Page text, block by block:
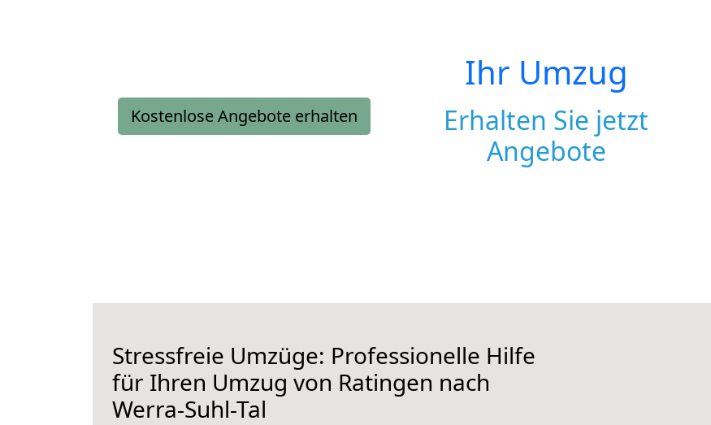
Kostenlose Angebote erhalten
Ihr Umzug
Erhalten Sie jetzt
Angebote
Stressfreie Umzüge: Professionelle Hilfe
für Ihren Umzug von Ratingen nach
Werra-Suhl-Tal